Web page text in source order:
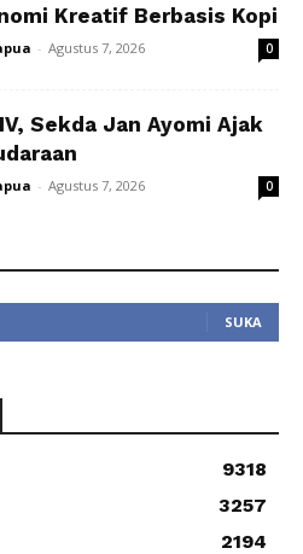
Kreatif Berbasis Kopi
- Agustus 7, 2026 0
Sekda Jan Ayomi Ajak
- Agustus 7, 2026 0
SUKA
9318
3257
2194